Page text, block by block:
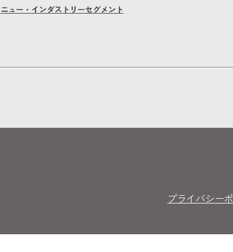
ニュー・インダストリーセグメント
プライバシー